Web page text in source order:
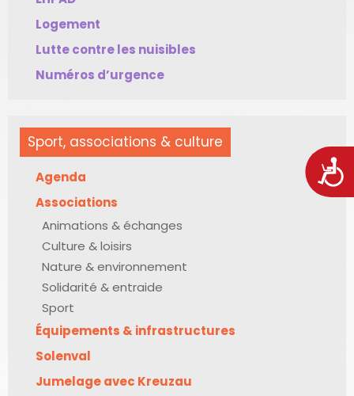
Logement
Lutte contre les nuisibles
Numéros d’urgence
Sport, associations & culture
Agenda
Associations
Animations & échanges
Culture & loisirs
Nature & environnement
Solidarité & entraide
Sport
Équipements & infrastructures
Solenval
Jumelage avec Kreuzau